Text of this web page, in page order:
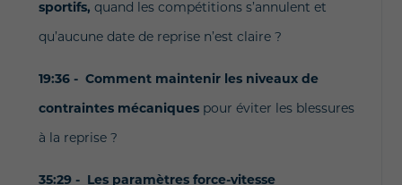
sportifs, quand les compétitions s’annulent et
qu’aucune date de reprise n’est claire ?
19:36 - Comment maintenir les niveaux de
contraintes mécaniques pour éviter les blessures
à la reprise ?
35:29 - Les paramètres force-vitesse